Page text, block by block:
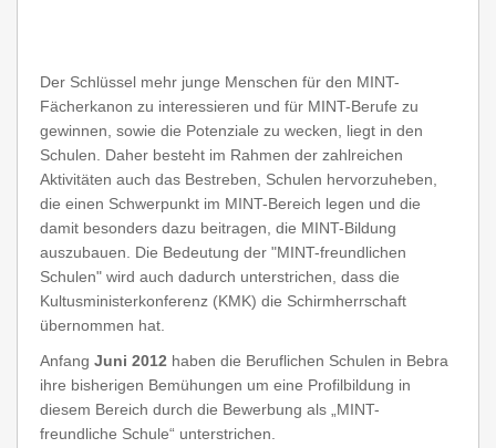
Der Schlüssel mehr junge Menschen für den MINT-
Fächerkanon zu interessieren und für MINT-Berufe zu
gewinnen, sowie die Potenziale zu wecken, liegt in den
Schulen. Daher besteht im Rahmen der zahlreichen
Aktivitäten auch das Bestreben, Schulen hervorzuheben,
die einen Schwerpunkt im MINT-Bereich legen und die
damit besonders dazu beitragen, die MINT-Bildung
auszubauen. Die Bedeutung der "MINT-freundlichen
Schulen" wird auch dadurch unterstrichen, dass die
Kultusministerkonferenz (KMK) die Schirmherrschaft
übernommen hat.
Anfang Juni 2012 haben die Beruflichen Schulen in Bebra
ihre bisherigen Bemühungen um eine Profilbildung in
diesem Bereich durch die Bewerbung als „MINT-
freundliche Schule“ unterstrichen.